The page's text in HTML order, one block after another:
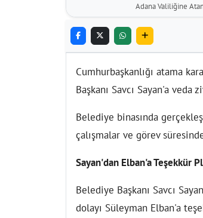
Adana Valiliğine
Cumhurbaşkanlığı atama
Başkanı Savcı Sayan'a veda
Belediye binasında
çalışmalar ve görev
Sayan'dan Elban'a Teşekkür
Belediye Başkanı Savcı
dolayı Süleyman Elban'a